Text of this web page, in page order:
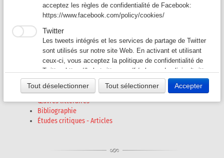
Auteurs D-F▼
Auteurs G-L ▼
Auteurs M-O▼
Auteurs P - S▼
Auteurs T - V▼
Jorge Miranda ALFAMA
(1941 - 2016)
Biographie
Œuvres littéraires
Bibliographie
Études critiques - Articles
acceptez les règles de confidentialité de Facebook:
https://www.facebook.com/policy/cookies/
Twitter
Les tweets intégrés et les services de partage de Twitter
sont utilisés sur notre site Web. En activant et utilisant
ceux-ci, vous acceptez la politique de confidentialité de
Twitter:https://help.twitter.com/fr/rules-and-policies/twitter-
cookies
Tout déselectionner Tout sélectionner Accepter